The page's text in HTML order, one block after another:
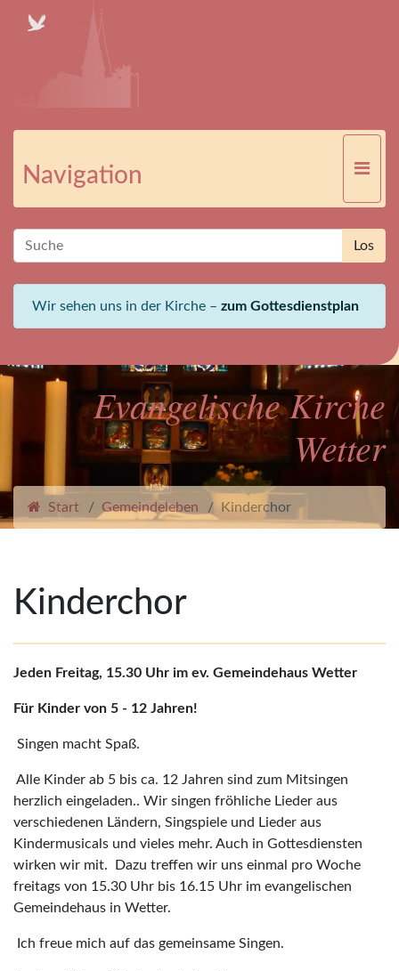
Navigation
Wir sehen uns in der Kirche – zum Gottesdienstplan
Evangelische Kirche
Wetter
Start Gemeindeleben Kinderchor
Kinderchor
Jeden Freitag, 15.30 Uhr im ev. Gemeindehaus Wetter
Für Kinder von 5 - 12 Jahren!
Singen macht Spaß.
Alle Kinder ab 5 bis ca. 12 Jahren sind zum Mitsingen
herzlich eingeladen.. Wir singen fröhliche Lieder aus
verschiedenen Ländern, Singspiele und Lieder aus
Kindermusicals und vieles mehr. Auch in Gottesdiensten
wirken wir mit. Dazu treffen wir uns einmal pro Woche
freitags von 15.30 Uhr bis 16.15 Uhr im evangelischen
Gemeindehaus in Wetter.
Ich freue mich auf das gemeinsame Singen.